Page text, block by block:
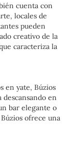
cuenta con
locales de
pueden
creativo de la
caracteriza la
en yate, Búzios
en
bar elegante o
ofrece una